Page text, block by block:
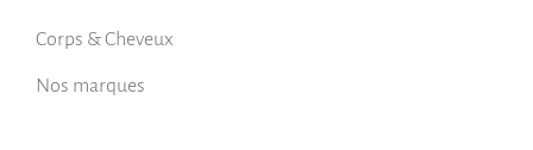
Corps & Cheveux
Nos marques